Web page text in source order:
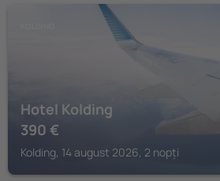
Hotel Kolding
390 €
Kolding, 14 august 2026, 2 nopți